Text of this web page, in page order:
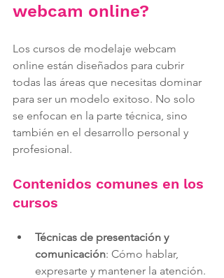
webcam online?
Los cursos de modelaje webcam
online están diseñados para cubrir
todas las áreas que necesitas dominar
para ser un modelo exitoso. No solo
se enfocan en la parte técnica, sino
también en el desarrollo personal y
profesional.
Contenidos comunes en los
cursos
Técnicas de presentación y
comunicación: Cómo hablar,
expresarte y mantener la atención.